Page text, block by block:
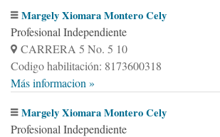
Margely Xiomara Montero Cely
Profesional Independiente
CARRERA 5 No. 5 10
Codigo habilitación: 8173600318
Más informacion »
Margely Xiomara Montero Cely
Profesional Independiente